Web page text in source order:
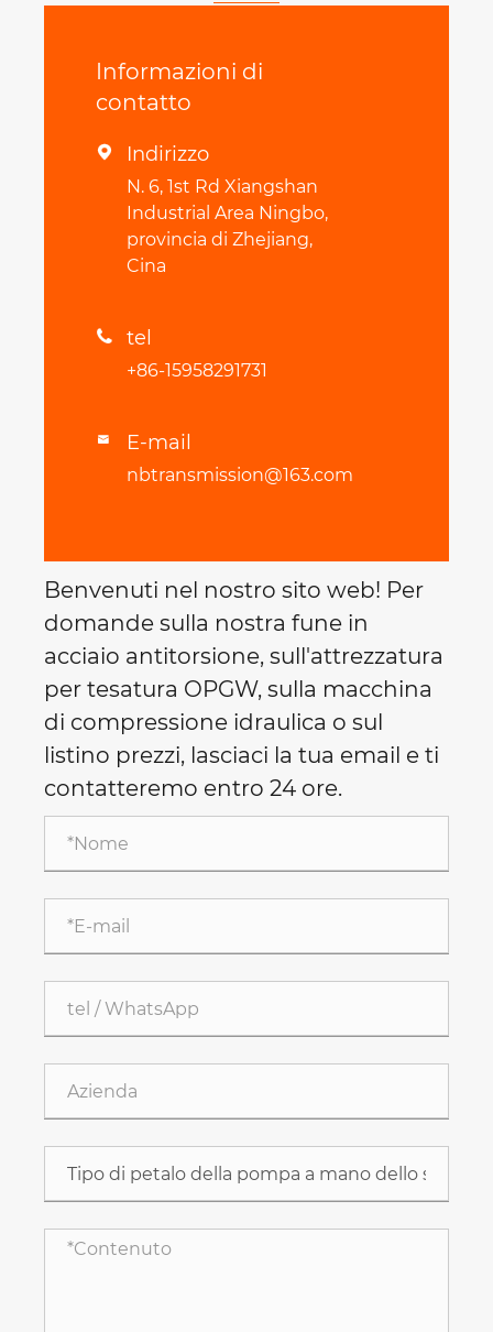
Informazioni di
contatto
 Indirizzo
N. 6, 1st Rd Xiangshan
Industrial Area Ningbo,
provincia di Zhejiang,
Cina
 tel
+86-15958291731
 E-mail
nbtransmission@163.com
Benvenuti nel nostro sito web! Per
domande sulla nostra fune in
acciaio antitorsione, sull'attrezzatura
per tesatura OPGW, sulla macchina
di compressione idraulica o sul
listino prezzi, lasciaci la tua email e ti
contatteremo entro 24 ore.